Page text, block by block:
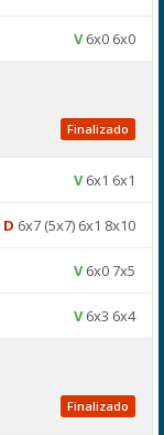
V6x0 6x0
Finalizado
V6x1 6x1
D 6x7 (5x7) 6x1 8x10
V6x0 7x5
V6x3 6x4
Finalizado